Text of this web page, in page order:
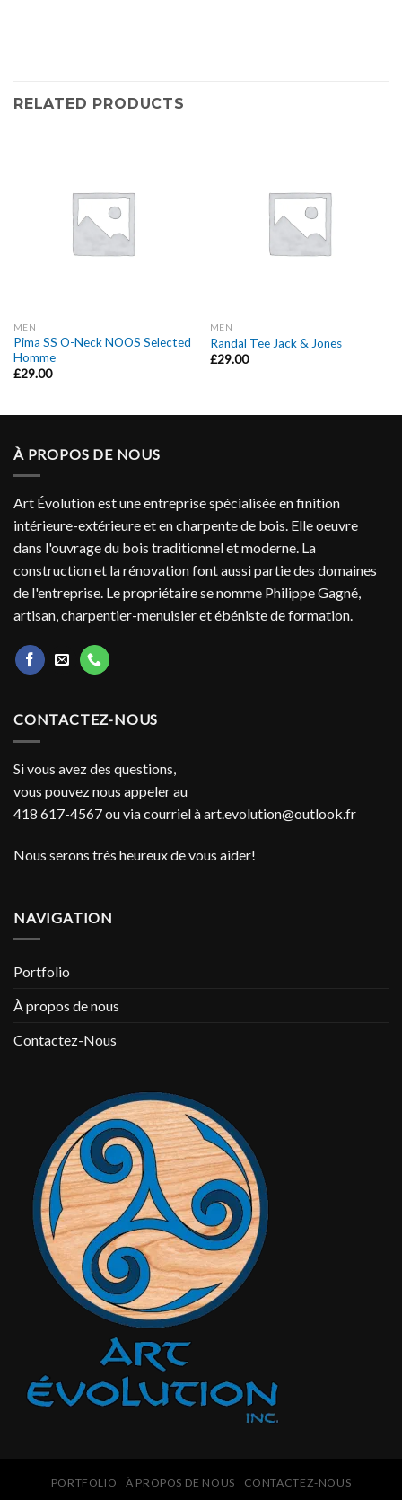
RELATED PRODUCTS
MEN
Pima SS O-Neck NOOS Selected
Homme
£29.00
MEN
Randal Tee Jack & Jones
£29.00
À PROPOS DE NOUS
Art Évolution est une entreprise spécialisée en finition
intérieure-extérieure et en charpente de bois. Elle oeuvre
dans l'ouvrage du bois traditionnel et moderne. La
construction et la rénovation font aussi partie des domaines
de l'entreprise. Le propriétaire se nomme Philippe Gagné,
artisan, charpentier-menuisier et ébéniste de formation.
CONTACTEZ-NOUS
Si vous avez des questions,
vous pouvez nous appeler au
418 617-4567 ou via courriel àart.evolution@outlook.fr
Nous serons très heureux de vous aider!
NAVIGATION
Portfolio
À propos de nous
Contactez-Nous
PORTFOLIO À PROPOS DE NOUS CONTACTEZ-NOUS